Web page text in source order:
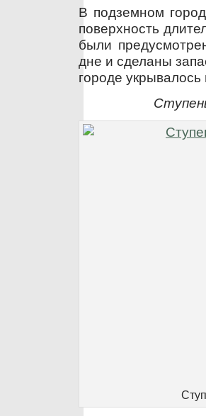
В подземном
поверхность
были
дне и сделаны
городе